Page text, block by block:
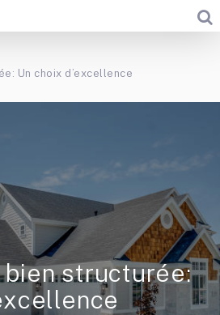
Un choix d’excellence
bien structurée: